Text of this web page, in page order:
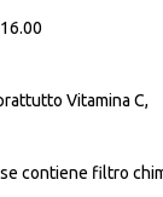
Vitamina C,
contiene filtro